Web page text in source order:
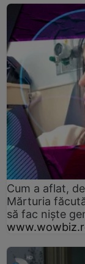
Cum a aflat,
Mărturia
să fac niște